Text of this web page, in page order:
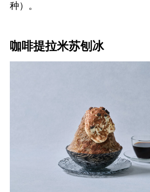
种）。
咖啡提拉米苏刨冰